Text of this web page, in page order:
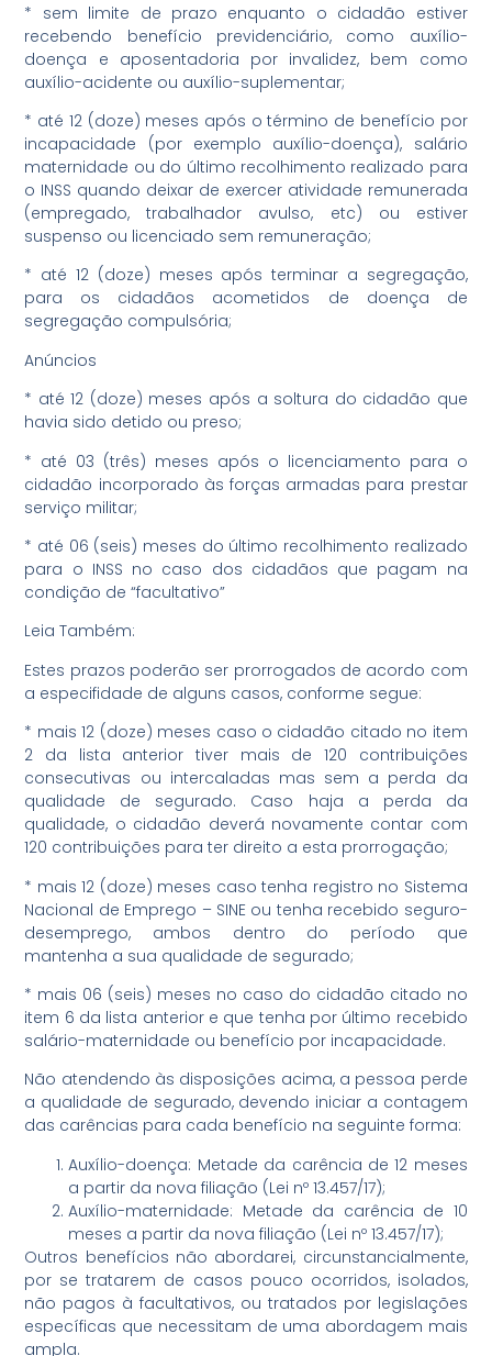
* sem limite de prazo enquanto o cidadão estiver
recebendo benefício previdenciário, como auxílio-
doença e aposentadoria por invalidez, bem como
auxílio-acidente ou auxílio-suplementar;
* até 12 (doze) meses após o término de benefício por
incapacidade (por exemplo auxílio-doença), salário
maternidade ou do último recolhimento realizado para
o INSS quando deixar de exercer atividade remunerada
(empregado, trabalhador avulso, etc) ou estiver
suspenso ou licenciado sem remuneração;
* até 12 (doze) meses após terminar a segregação,
para os cidadãos acometidos de doença de
segregação compulsória;
Anúncios
* até 12 (doze) meses após a soltura do cidadão que
havia sido detido ou preso;
* até 03 (três) meses após o licenciamento para o
cidadão incorporado às forças armadas para prestar
serviço militar;
* até 06 (seis) meses do último recolhimento realizado
para o INSS no caso dos cidadãos que pagam na
condição de “facultativo”
Leia Também:
Estes prazos poderão ser prorrogados de acordo com
a especifidade de alguns casos, conforme segue:
* mais 12 (doze) meses caso o cidadão citado no item
2 da lista anterior tiver mais de 120 contribuições
consecutivas ou intercaladas mas sem a perda da
qualidade de segurado. Caso haja a perda da
qualidade, o cidadão deverá novamente contar com
120 contribuições para ter direito a esta prorrogação;
* mais 12 (doze) meses caso tenha registro no Sistema
Nacional de Emprego – SINE ou tenha recebido seguro-
desemprego, ambos dentro do período que
mantenha a sua qualidade de segurado;
* mais 06 (seis) meses no caso do cidadão citado no
item 6 da lista anterior e que tenha por último recebido
salário-maternidade ou benefício por incapacidade.
Não atendendo às disposições acima, a pessoa perde
a qualidade de segurado, devendo iniciar a contagem
das carências para cada benefício na seguinte forma:
Auxílio-doença: Metade da carência de 12 meses
a partir da nova filiação (Lei nº 13.457/17);
Auxílio-maternidade: Metade da carência de 10
meses a partir da nova filiação (Lei nº 13.457/17);
Outros benefícios não abordarei, circunstancialmente,
por se tratarem de casos pouco ocorridos, isolados,
não pagos à facultativos, ou tratados por legislações
específicas que necessitam de uma abordagem mais
ampla.